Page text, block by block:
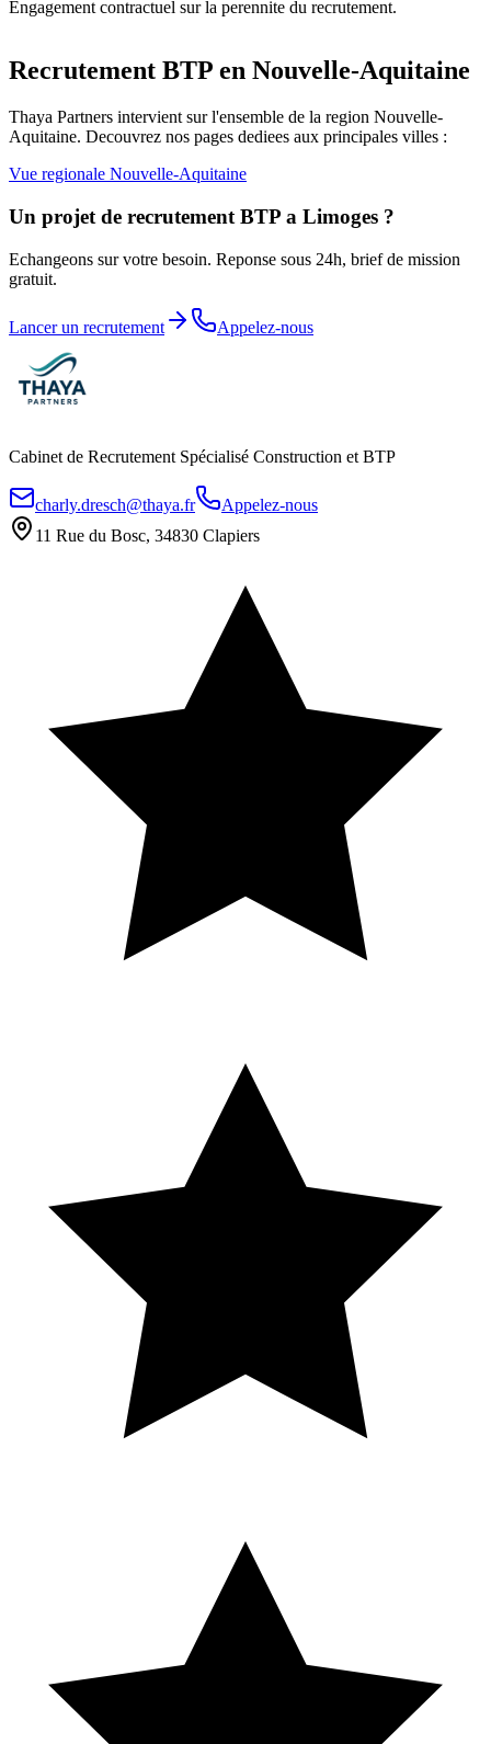
Engagement contractuel sur la perennite du recrutement.
Recrutement BTP en Nouvelle-Aquitaine
Thaya Partners intervient sur l'ensemble de la region Nouvelle-
Aquitaine. Decouvrez nos pages dediees aux principales villes :
Vue regionale Nouvelle-Aquitaine
Un projet de recrutement BTP a Limoges ?
Echangeons sur votre besoin. Reponse sous 24h, brief de mission
gratuit.
Lancer un recrutement Appelez-nous
Cabinet de Recrutement Spécialisé Construction et BTP
charly.dresch@thaya.fr
Appelez-nous
11 Rue du Bosc, 34830 Clapiers